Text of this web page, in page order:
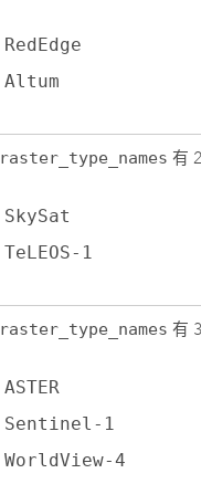
RedEdge
Altum
raster_type_names 有
SkySat
TeLEOS-1
raster_type_names 有
ASTER
Sentinel-1
WorldView-4